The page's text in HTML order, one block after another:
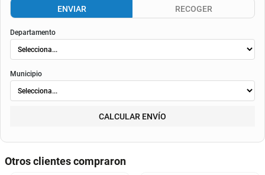
ENVIAR RECOGER
Departamento
Municipio
CALCULAR ENVÍO
Otros clientes compraron